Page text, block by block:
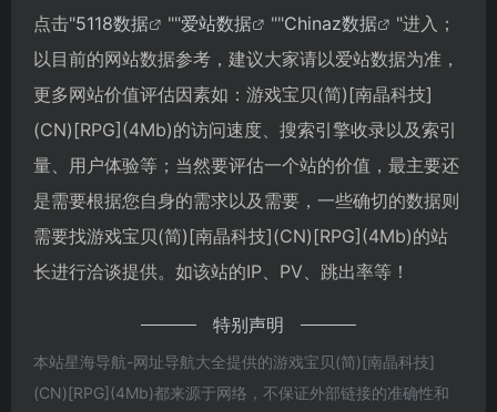
点击"5118数据 ""爱站数据 ""Chinaz数据
"进入；
以目前的网站数据参考，建议大家请以爱站数据为准，
更多网站价值评估因素如：游戏宝贝(简)[南晶科技]
(CN)[RPG](4Mb)的访问速度、搜索引擎收录以及索引
量、用户体验等；当然要评估一个站的价值，最主要还
是需要根据您自身的需求以及需要，一些确切的数据则
需要找游戏宝贝(简)[南晶科技](CN)[RPG](4Mb)的站
长进行洽谈提供。如该站的IP、PV、跳出率等！
特别声明
本站星海导航-网址导航大全提供的游戏宝贝(简)[南晶科技]
(CN)[RPG](4Mb)都来源于网络，不保证外部链接的准确性和